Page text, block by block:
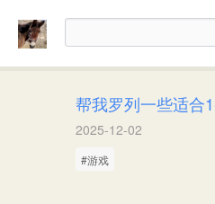
帮我罗列一些适合
2025-12-02
#游戏